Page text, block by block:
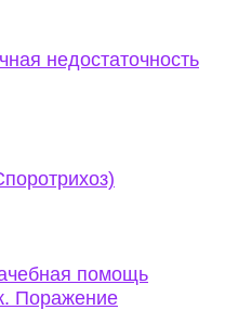
недостаточность
помощь
Поражение